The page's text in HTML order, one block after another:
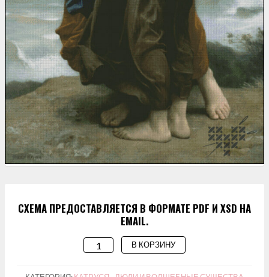
СХЕМА ПРЕДОСТАВЛЯЕТСЯ В ФОРМАТЕ PDF И XSD НА
EMAIL.
КОЛИЧЕСТВОВ КОРЗИНУ